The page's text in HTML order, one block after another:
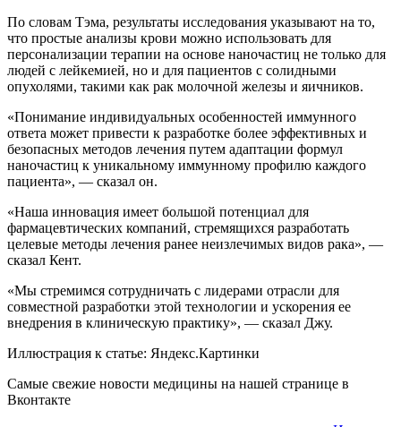
По словам Тэма, результаты исследования указывают на то,
что простые анализы крови можно использовать для
персонализации терапии на основе наночастиц не только для
людей с лейкемией, но и для пациентов с солидными
опухолями, такими как рак молочной железы и яичников.
«Понимание индивидуальных особенностей иммунного
ответа может привести к разработке более эффективных и
безопасных методов лечения путем адаптации формул
наночастиц к уникальному иммунному профилю каждого
пациента», — сказал он.
«Наша инновация имеет большой потенциал для
фармацевтических компаний, стремящихся разработать
целевые методы лечения ранее неизлечимых видов рака», —
сказал Кент.
«Мы стремимся сотрудничать с лидерами отрасли для
совместной разработки этой технологии и ускорения ее
внедрения в клиническую практику», — сказал Джу.
Иллюстрация к статье: Яндекс.Картинки
Самые свежие новости медицины на нашей странице в
Вконтакте